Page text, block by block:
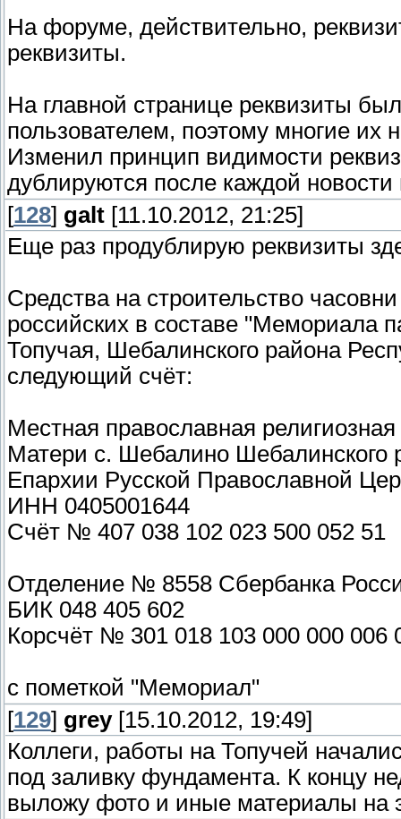
На форуме, действительно,
реквизиты.
На главной странице реквизиты
пользователем, поэтому многие
Изменил принцип видимости
дублируются после каждой новости
[128] galt [11.10.2012, 21:25]
Еще раз продублирую реквизиты
Средства на строительство
российских в составе "Мемориала
Топучая, Шебалинского района
следующий счёт:
Местная православная
Матери с. Шебалино Шебалинского
Епархии Русской Православной
ИНН 0405001644
Счёт № 407 038 102 023 500 052 51
Отделение № 8558 Сбербанка
БИК 048 405 602
Корсчёт № 301 018 103 000 000 006
с пометкой "Мемориал"
[129] grey[15.10.2012, 19:49]
Коллеги, работы на Топучей
под заливку фундамента. К концу
выложу фото и иные материалы на